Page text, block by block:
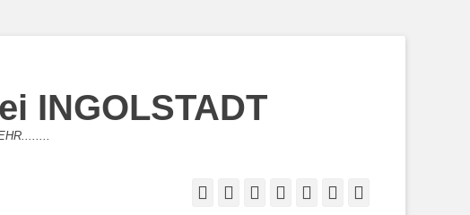
INGOLSTADT
Facebook
TwitterGoogleplusInstagram
Website